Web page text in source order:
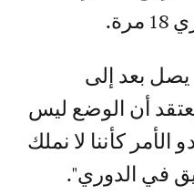
بعد إلى
أن الوضع ليس
الأمر كأننا لا نملك
في الدوري".